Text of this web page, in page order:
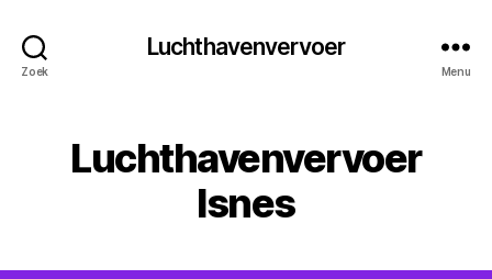
Zoek
Luchthavenvervoer
Menu
Luchthavenvervoer
Isnes